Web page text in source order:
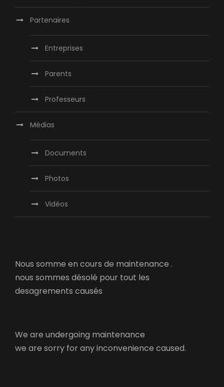
Partenaires
Entreprises
Parents
Professeurs
Médias
Documents
Photos
Vidéos
Nous somme en cours de maintenance .
nous sommes désolé pour tout les
desagrements causés
We are undergoing maintenance
we are sorry for any inconvenience caused.